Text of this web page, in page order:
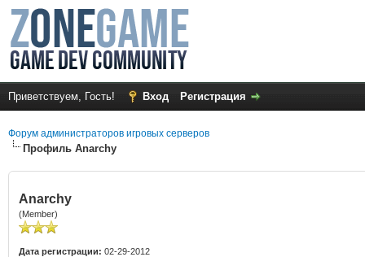
Приветствуем, Гость! Вход Регистрация
Форум администраторов игровых серверов
Профиль Anarchy
Anarchy
(Member)
Дата регистрации: 02-29-2012